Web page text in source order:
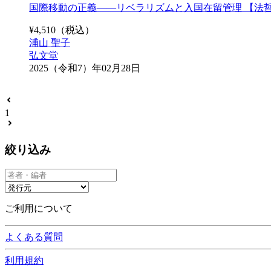
国際移動の正義――リベラリズムと入国在留管理 【法
¥4,510 （税込）
浦山 聖子
弘文堂
2025（令和7）年02月28日
1
絞り込み
ご利用について
よくある質問
利用規約